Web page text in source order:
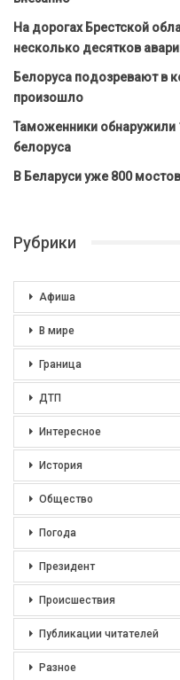
На дорогах Брестской
несколько десятков
Белоруса подозревают в
произошло
Таможенники обнаружили
белоруса
В Беларуси уже 800
Рубрики
Афиша
В мире
Граница
ДТП
Интересное
История
Общество
Погода
Президент
Происшествия
Публикации читателей
Разное